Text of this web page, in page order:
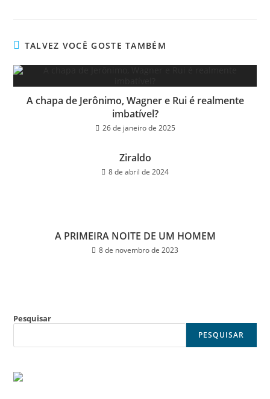
ok er
TALVEZ VOCÊ GOSTE TAMBÉM
A chapa de Jerônimo, Wagner e Rui é realmente
imbatível?
26 de janeiro de 2025
Ziraldo
8 de abril de 2024
A PRIMEIRA NOITE DE UM HOMEM
8 de novembro de 2023
Pesquisar
PESQUISAR